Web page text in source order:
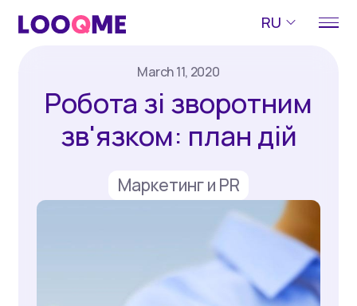
RU
March 11, 2020
Робота зі зворотним
зв'язком: план дій
Маркетинг и PR